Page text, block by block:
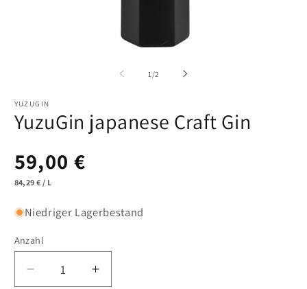
1 /von
2
YUZUGIN
YuzuGin japanese Craft Gin
Normaler
Preis
59,00 €
GRUNDPREIS
84,29 € / PRO
L
Niedriger Lagerbestand
Anzahl
Verringere
Erhöhe